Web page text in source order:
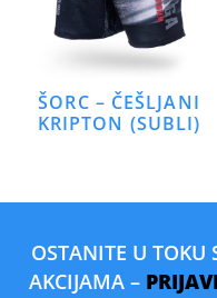
ŠORC – ČEŠLJANI
KRIPTON (SUBLI)
OSTANITE U
AKCIJAMA –